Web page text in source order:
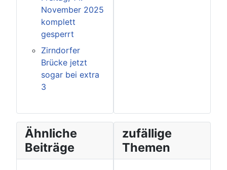
November 2025
komplett
gesperrt
Zirndorfer
Brücke jetzt
sogar bei extra
3
Ähnliche
Beiträge
zufällige
Themen